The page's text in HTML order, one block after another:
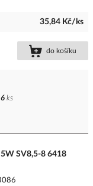
35,84 Kč/ks
do košíku
ks
SV8,5-8 6418